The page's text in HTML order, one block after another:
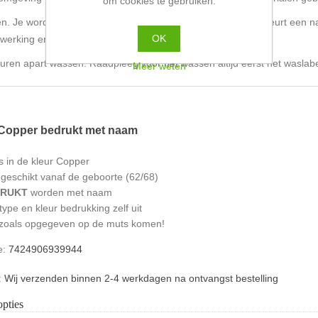
Je wordt geadviseerd de babytextiel voor de eerste wasbeurt een
en zal de kleurvastheid nog verder vergroten.
apart wassen. Raadpleeg voor het wassen altijd eerst het
bedrukt met naam
in de kleur Copper
vanaf de geboorte (62/68)
worden met naam
en kleur bedrukking zelf uit
opgegeven op de muts komen!
7424906939944
Wij verzenden binnen 2-4 werkdagen na ontvangst bestelling
OK
Meer weten